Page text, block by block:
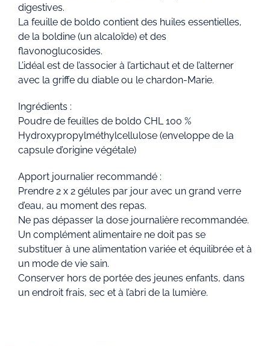
digestives.
La feuille de boldo contient des huiles essentielles,
de la boldine (un alcaloïde) et des
flavonoglucosides.
L’idéal est de l’associer à l’artichaut et de l’alterner
avec la griffe du diable ou le chardon-Marie.
Ingrédients :
Poudre de feuilles de boldo CHL 100 %
Hydroxypropylméthylcellulose (enveloppe de la
capsule d’origine végétale)
Apport journalier recommandé :
Prendre 2 x 2 gélules par jour avec un grand verre
d’eau, au moment des repas.
Ne pas dépasser la dose journalière recommandée.
Un complément alimentaire ne doit pas se
substituer à une alimentation variée et équilibrée et à
un mode de vie sain.
Conserver hors de portée des jeunes enfants, dans
un endroit frais, sec et à l’abri de la lumière.